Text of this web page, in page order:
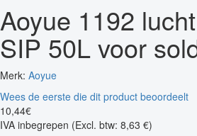
Aoyue 1192
SIP 50L voor
Merk: Aoyue
Wees de eerste die dit product beoordeelt
10,44€
IVA inbegrepen (Excl. btw: 8,63 €)